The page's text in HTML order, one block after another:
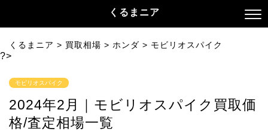
くるまニア
くるまニア > 買取相場 > ホンダ > モビリオスパイク
?>
モビリオスパイク
2024年2月｜モビリオスパイク買取価
格/査定相場一覧